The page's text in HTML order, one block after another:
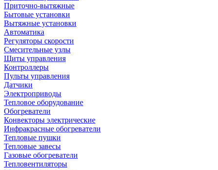
Приточно-вытяжные
Бытовые установки
Вытяжные установки
Автоматика
Регуляторы скорости
Смесительные узлы
Щиты управления
Контроллеры
Пульты управления
Датчики
Электроприводы
Тепловое оборудование
Обогреватели
Конвекторы электрические
Инфракрасные обогреватели
Тепловые пушки
Тепловые завесы
Газовые обогреватели
Тепловентиляторы